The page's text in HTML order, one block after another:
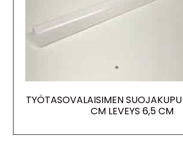
TYÖTASOVALAISIMEN
CM LEVEYS 6,5 CM